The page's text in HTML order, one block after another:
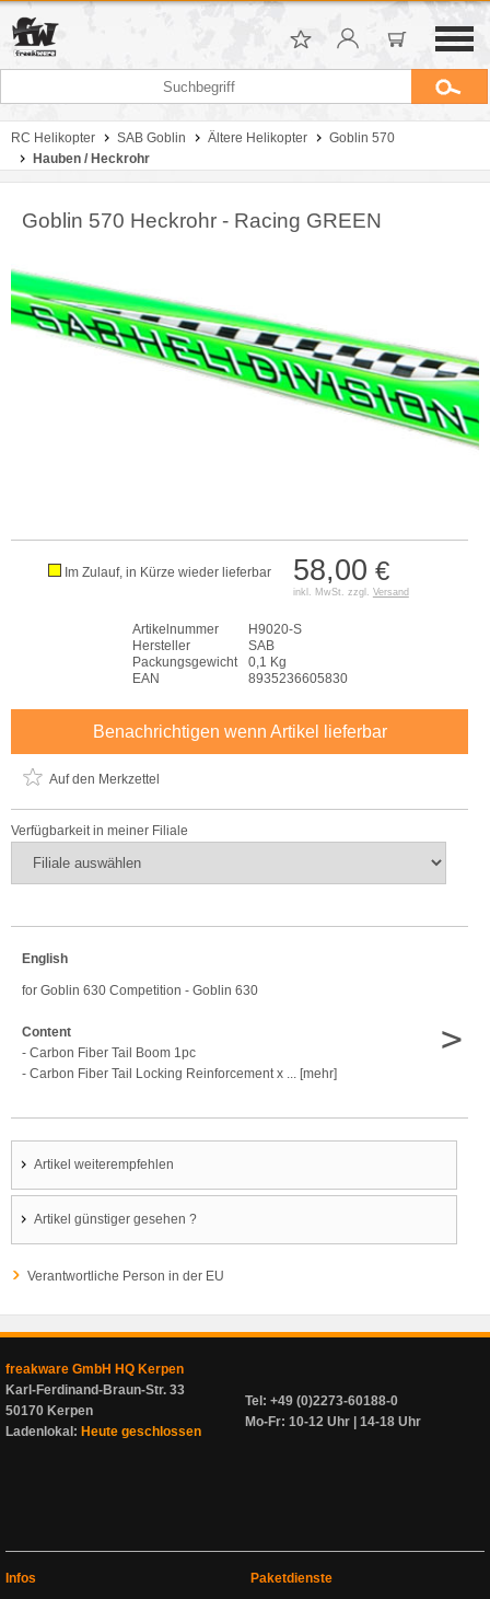
RC Helikopter SAB Goblin Ältere Helikopter
Goblin 570
Hauben / Heckrohr
Goblin 570 Heckrohr - Racing GREEN
58,00 €
inkl. MwSt. zzgl. Versand
Im Zulauf, in Kürze wieder lieferbar
Artikelnummer
H9020-S
Hersteller
SAB
Packungsgewicht
0,1 Kg
EAN
8935236605830
Benachrichtigen wenn Artikel lieferbar
Auf den Merkzettel
Verfügbarkeit in meiner Filiale
English
for Goblin 630 Competition - Goblin 630
Content
- Carbon Fiber Tail Boom 1pc
- Carbon Fiber Tail Locking Reinforcement x ... [mehr]
>
Artikel weiterempfehlen
Artikel günstiger gesehen ?
Verantwortliche Person in der EU
freakware GmbH HQ Kerpen
Karl-Ferdinand-Braun-Str. 33
50170 Kerpen
Ladenlokal: Heute geschlossen
Tel: +49 (0)2273-60188-0
Mo-Fr: 10-12 Uhr | 14-18 Uhr
Infos
Paketdienste